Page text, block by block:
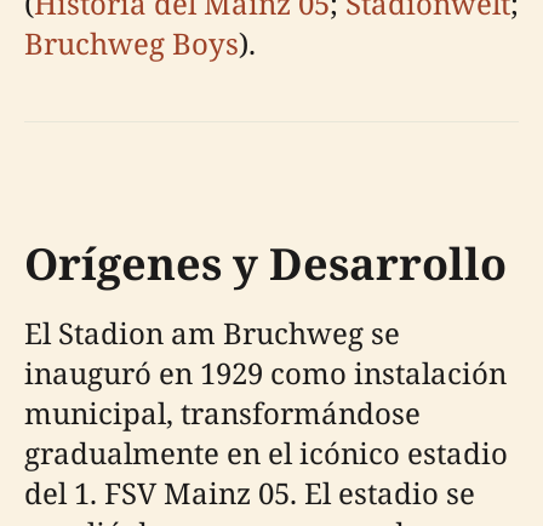
Bruchweg Boys).
Orígenes y Desarrollo
El Stadion am Bruchweg se
inauguró en 1929 como instalación
municipal, transformándose
gradualmente en el icónico estadio
del 1. FSV Mainz 05. El estadio se